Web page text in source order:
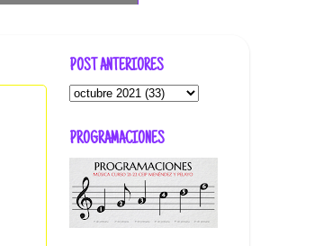
POST ANTERIORES
PROGRAMACIONES